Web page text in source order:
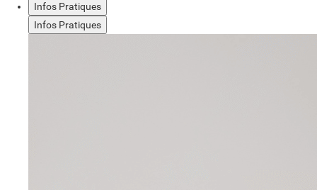
Infos Pratiques
Infos Pratiques